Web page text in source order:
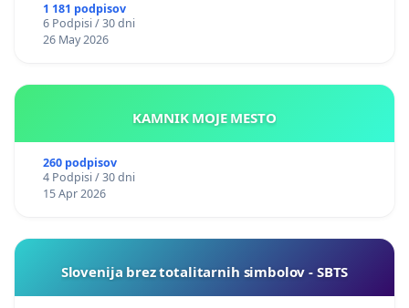
1 181 podpisov
6 Podpisi / 30 dni
26 May 2026
KAMNIK MOJE MESTO
260 podpisov
4 Podpisi / 30 dni
15 Apr 2026
Slovenija brez totalitarnih simbolov - SBTS